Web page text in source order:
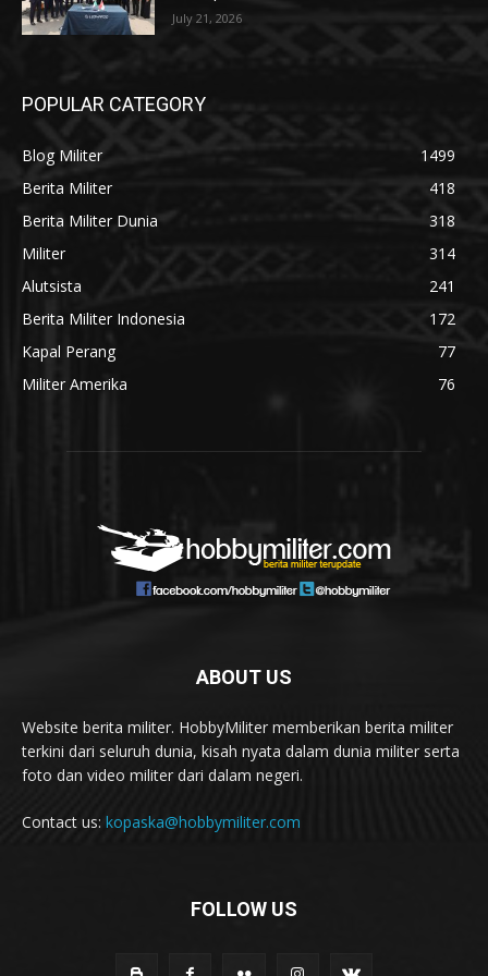
July 21, 2026
POPULAR CATEGORY
Blog Militer
1499
Berita Militer
418
Berita Militer Dunia
318
Militer
314
Alutsista
241
Berita Militer Indonesia
172
Kapal Perang
77
Militer Amerika
76
ABOUT US
Website berita militer. HobbyMiliter memberikan berita militer
terkini dari seluruh dunia, kisah nyata dalam dunia militer serta
foto dan video militer dari dalam negeri.
Contact us: kopaska@hobbymiliter.com
FOLLOW US